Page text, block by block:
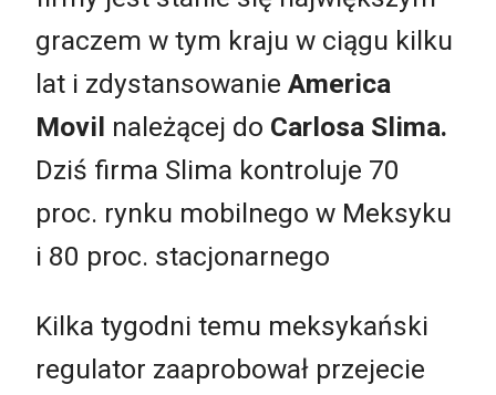
graczem w tym kraju w ciągu kilku
lat i zdystansowanie America
Movil należącej do Carlosa Slima.
Dziś firma Slima kontroluje 70
proc. rynku mobilnego w Meksyku
i 80 proc. stacjonarnego
Kilka tygodni temu meksykański
regulator zaaprobował przejecie